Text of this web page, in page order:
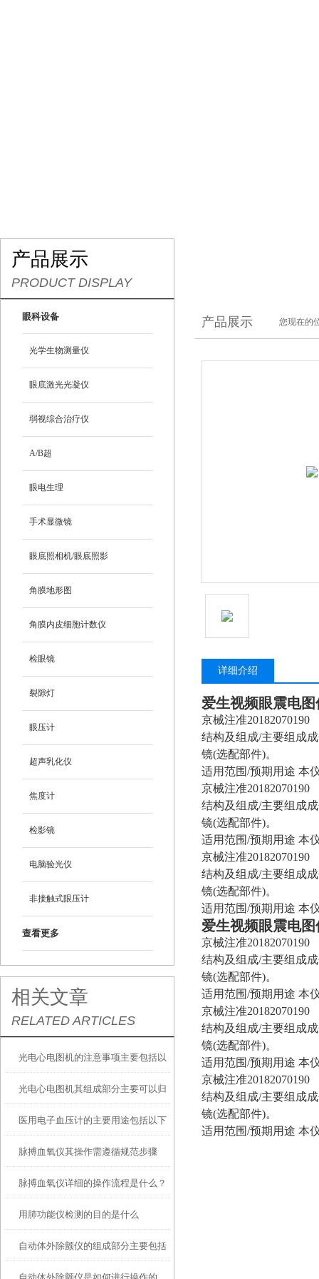
产品展示
PRODUCT DISPLAY
眼科设备
光学生物测量仪
眼底激光光凝仪
弱视综合治疗仪
A/B超
眼电生理
手术显微镜
眼底照相机/眼底照影
角膜地形图
角膜内皮细胞计数仪
检眼镜
裂隙灯
眼压计
超声乳化仪
焦度计
检影镜
电脑验光仪
非接触式眼压计
查看更多
相关文章
RELATED ARTICLES
光电心电图机的注意事项主要包括以
下几个方面
光电心电图机其组成部分主要可以归
纳为以下三大核心模块
医用电子血压计的主要用途包括以下
几个方面
脉搏血氧仪其操作需遵循规范步骤
脉搏血氧仪详细的操作流程是什么？
用肺功能仪检测的目的是什么
自动体外除颤仪的组成部分主要包括
产品展示 您现在的
详细介绍
爱生视频眼震电图
京械注准20182070190
结构及组成/主要组成
镜(选配部件)。
适用范围/预期用途 本
京械注准20182070190
结构及组成/主要组成
镜(选配部件)。
适用范围/预期用途 本
京械注准20182070190
结构及组成/主要组成
镜(选配部件)。
适用范围/预期用途 本
爱生视频眼震电图
京械注准20182070190
结构及组成/主要组成
镜(选配部件)。
适用范围/预期用途 本
京械注准20182070190
结构及组成/主要组成
镜(选配部件)。
适用范围/预期用途 本
京械注准20182070190
结构及组成/主要组成
镜(选配部件)。
适用范围/预期用途 本